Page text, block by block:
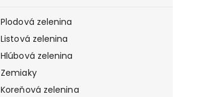
Plodová zelenina
Listová zelenina
Hlúbová zelenina
Zemiaky
Koreňová zelenina